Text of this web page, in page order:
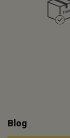
Blog